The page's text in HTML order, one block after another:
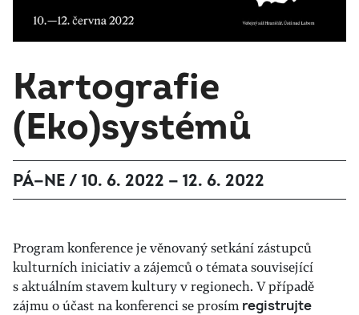
Kartografie
(Eko)systémů
PÁ—NE / 10. 6. 2022 — 12. 6. 2022
Program konference je věnovaný setkání zástupců
kulturních iniciativ a zájemců o témata související
s aktuálním stavem kultury v regionech. V případě
zájmu o účast na konferenci se prosím registrujte